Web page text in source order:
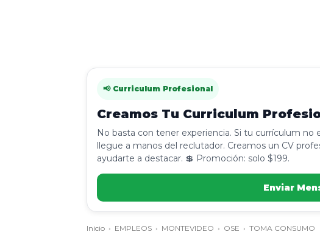
📢 Curriculum Profesional
Creamos Tu Curriculum
No basta con tener experiencia. Si tu currículum no
llegue a manos del reclutador. Creamos un CV
ayudarte a destacar. 💲 Promoción: solo $199.
Enviar
Inicio › EMPLEOS › MONTEVIDEO › OSE › TOMA CONSUMO